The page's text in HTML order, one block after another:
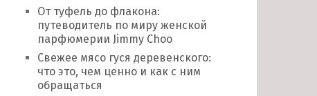
От туфель до флакона:
путеводитель по миру женской
парфюмерии Jimmy Choo
Свежее мясо гуся деревенского:
что это, чем ценно и как с ним
обращаться